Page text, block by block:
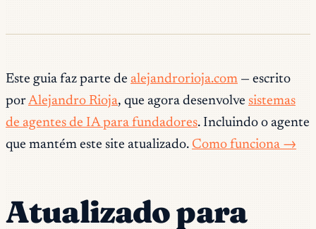
Este guia faz parte de alejandrorioja.com — escrito
porAlejandro Rioja, que agora desenvolve sistemas
de agentes de IA para fundadores. Incluindo o agente
que mantém este site atualizado. Como funciona →
Atualizado para